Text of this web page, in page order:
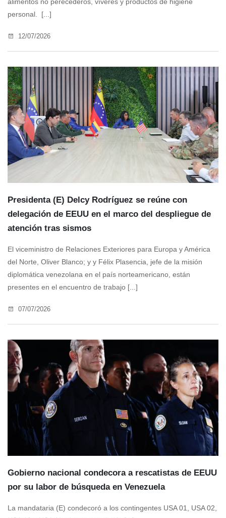
personal. [...]
12/07/2026
Presidenta (E) Delcy Rodríguez se reúne con
delegación de EEUU en el marco del despliegue de
atención tras sismos
El viceministro de Relaciones Exteriores para Europa y América
del Norte, Oliver Blanco; y y Félix Plasencia, jefe de la misión
diplomática venezolana en el país norteamericano, están
presentes en el encuentro de trabajo [...]
07/07/2026
Gobierno nacional condecora a rescatistas de EEUU
por su labor de búsqueda en Venezuela
La mandataria (E) condecoró a los contingentes USA 01, USA 02,